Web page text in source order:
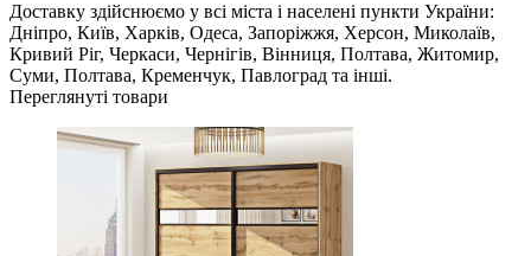
Доставку здійснюємо у всі міста і населені пункти України:
Дніпро, Київ, Харків, Одеса, Запоріжжя, Херсон, Миколаїв,
Кривий Ріг, Черкаси, Чернігів, Вінниця, Полтава, Житомир,
Суми, Полтава, Кременчук, Павлоград та інші.
Переглянуті товари